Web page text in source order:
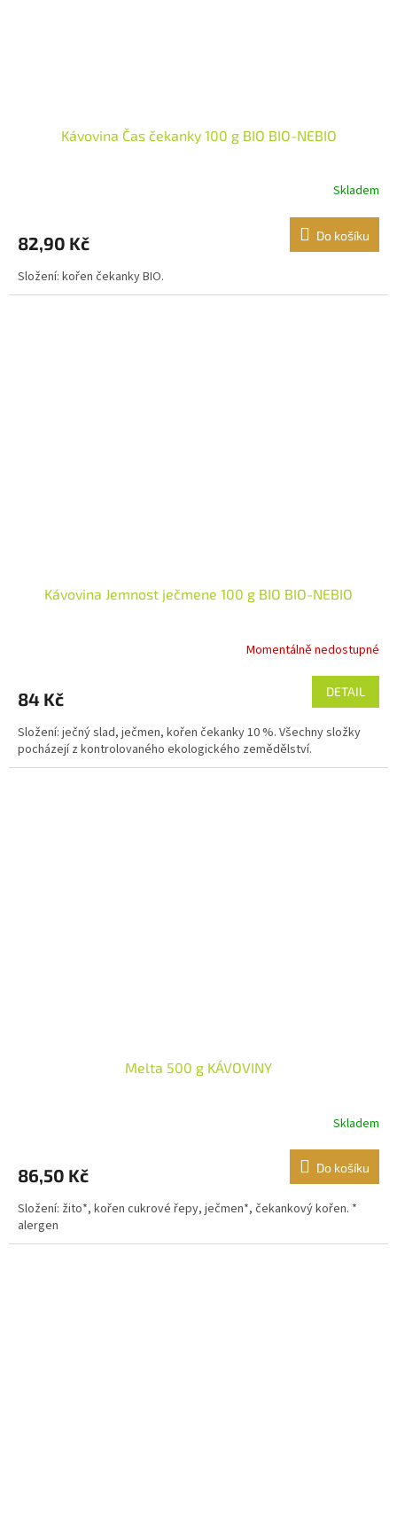
Kávovina Čas čekanky 100 g BIO BIO-NEBIO
Skladem
82,90 Kč Do košíku
Složení: kořen čekanky BIO.
Kávovina Jemnost ječmene 100 g BIO BIO-NEBIO
Momentálně nedostupné
84 Kč DETAIL
Složení: ječný slad, ječmen, kořen čekanky 10 %. Všechny složky
pocházejí z kontrolovaného ekologického zemědělství.
Melta 500 g KÁVOVINY
Skladem
86,50 Kč Do košíku
Složení: žito*, kořen cukrové řepy, ječmen*, čekankový kořen. *
alergen